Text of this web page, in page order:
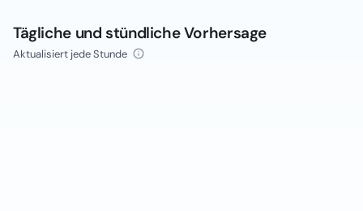
Tägliche und stündliche Vorhersage
Aktualisiert jede Stunde